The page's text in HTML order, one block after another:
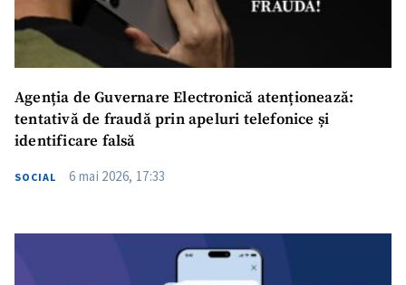
Agenția de Guvernare Electronică atenționează:
tentativă de fraudă prin apeluri telefonice și
identificare falsă
SOCIAL 6 mai 2026, 17:33